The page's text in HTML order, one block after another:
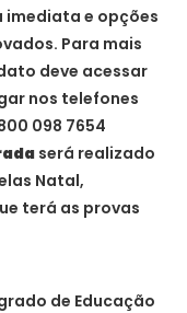
e opções
Para mais
deve acessar
nos telefones
098 7654
será realizado
Natal,
terá as provas
de Educação